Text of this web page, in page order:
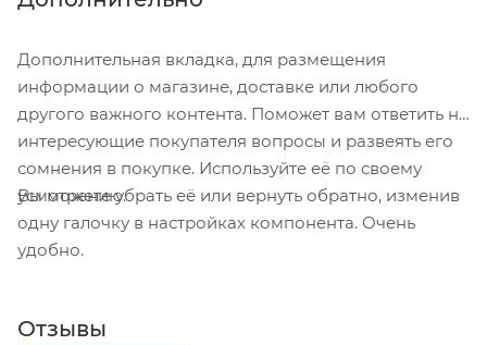
получения заказа обратитесь к сотруднику в
кассовой зоне и назовите номер.
Постамат. Когда заказ поступит на точку, на ваш
телефон или e-mail придет уникальный код.
Заказ нужно оплатить в терминале постамата.
Срок хранения — 3 дня.
Почтовая доставка через почту России. Когда
оценить состояние коробки: вес, целостность.
Дополнительная вкладка, для размещения
информации о магазине, доставке или любого
другого важного контента. Поможет вам ответить на
интересующие покупателя вопросы и развеять его
сомнения в покупке. Используйте её по своему
усмотрению.
Вы можете убрать её или вернуть обратно, изменив
одну галочку в настройках компонента. Очень
удобно.
Отзывы